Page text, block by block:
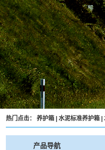
热门点击： 养护箱| 水泥标准养护箱|
产品导航